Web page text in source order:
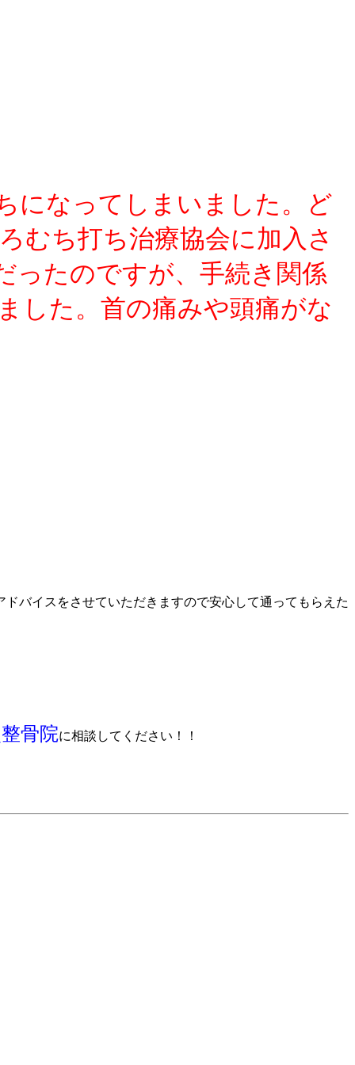
になってしまいました。ど
むち打ち治療協会に加入さ
ったのですが、手続き関係
した。首の痛みや頭痛がな
バイスをさせていただきますので安心して通ってもらえた
骨院に相談してください！！